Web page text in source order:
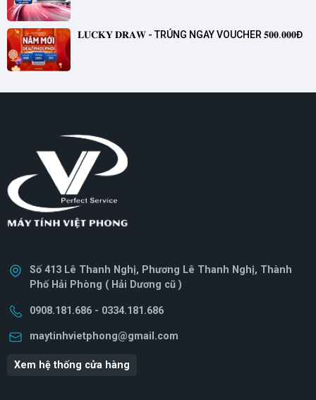
𝐋𝐔𝐂𝐊𝐘 𝐃𝐑𝐀𝐖 - TRÚNG NGAY VOUCHER 𝟓𝟎𝟎.𝟎𝟎𝟎Đ
Số 413 Lê Thanh Nghị, Phương Lê Thanh Nghị, Thành
Phố Hải Phòng ( Hải Dương cũ )
0908.181.686 - 0334.181.686
maytinhvietphong@gmail.com
Xem hệ thống cửa hàng